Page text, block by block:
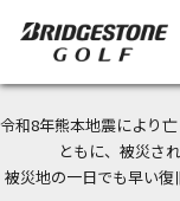
令和8年熊本地震により
ともに、被災さ
被災地の一日でも早い
今なら新規会員登録
＜商品配送に関する